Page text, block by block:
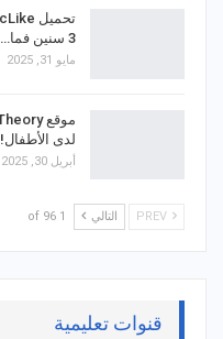
3 سنين فما…
مايو 31, 2025
لدى الأطفال!
أبريل 30, 2025
التالي 1 of 96
قنوات تعليمية